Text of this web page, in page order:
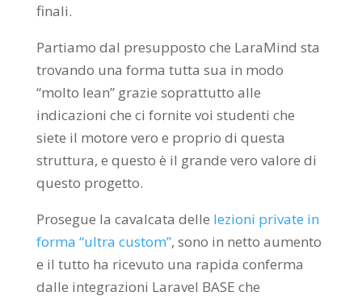
finali.
Partiamo dal presupposto che LaraMind sta
trovando una forma tutta sua in modo
“molto lean” grazie soprattutto alle
indicazioni che ci fornite voi studenti che
siete il motore vero e proprio di questa
struttura, e questo è il grande vero valore di
questo progetto.
Prosegue la cavalcata delle lezioni private in
forma “ultra custom”, sono in netto aumento
e il tutto ha ricevuto una rapida conferma
dalle integrazioni Laravel BASE che